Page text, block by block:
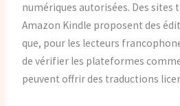
numériques autorisées. Des sites
Amazon Kindle proposent des
que, pour les lecteurs
de vérifier les plateformes
peuvent offrir des traductions